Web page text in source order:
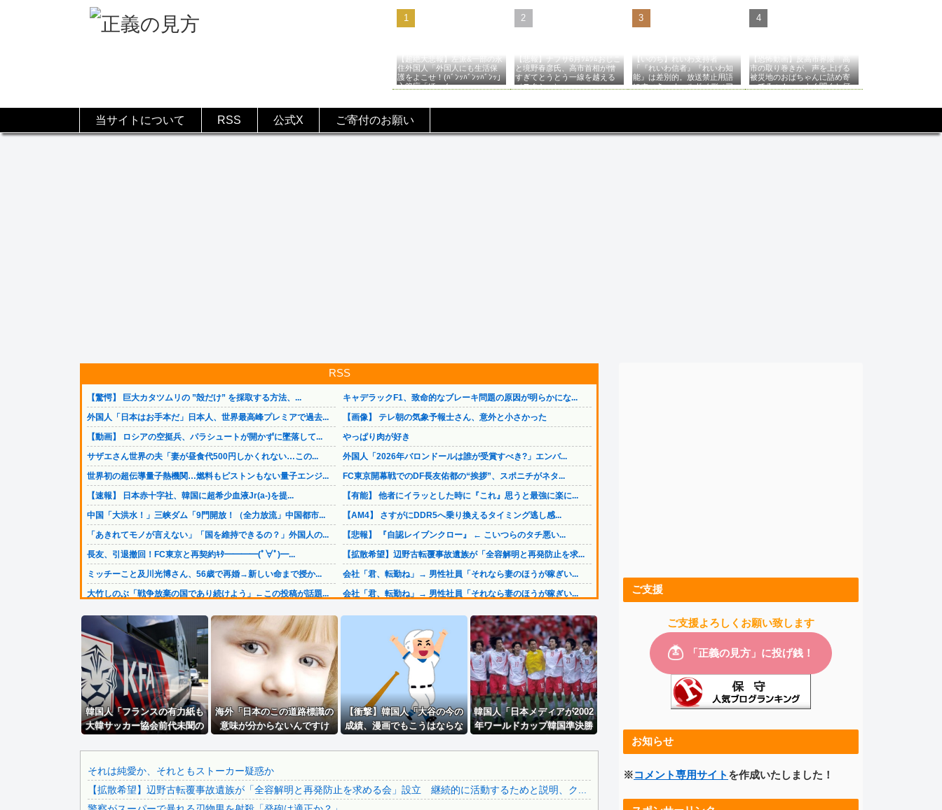
【超絶大悲報】左派&一部の永
住外国人「外国人にも生活保
護をよこせ！(ﾊﾞﾝｯﾊﾞﾝｯﾊﾞﾝｯ」
入管庁「ほーん…」→
【悲報】ナフサ6月ﾂﾑﾂﾑおじこ
と境野春彦氏、高市首相が憎
すぎてとうとう一線を越える
（スクショ）
【いのち】れいわ支持者
「『れいわ信者』『れいわ知
能』は差別的。放送禁止用語
にすべき。オールドメディア
【恐怖動画】反高市界隈「高
市の取り巻きが、声を上げる
被災地のおばちゃんに詰め寄
ってるぅ！」→よく聞くと何
当サイトについて RSS 公式X ご寄付のお願い
RSS
【驚愕】 巨大カタツムリの ”殻だけ” を採取する方法、...
外国人「日本はお手本だ」日本人、世界最高峰プレミアで過去...
【動画】 ロシアの空挺兵、パラシュートが開かずに墜落して...
サザエさん世界の夫「妻が昼食代500円しかくれない…この...
世界初の超伝導量子熱機関…燃料もピストンもない量子エンジ...
【速報】 日本赤十字社、韓国に超希少血液Jr(a-)を提...
中国「大洪水！」三峡ダム「9門開放！（全力放流」中国都市...
「あきれてモノが言えない」「国を維持できるの？」外国人の...
長友、引退撤回！FC東京と再契約ｷﾀ━━━━(ﾟ∀ﾟ)━...
ミッチーこと及川光博さん、56歳で再婚→新しい命まで授か...
大竹しのぶ「戦争放棄の国であり続けよう」←この投稿が話題...
ジャングリア沖縄「3万円です」←ディズニー超えの強気価格...
日本人、ついに外国人受け入れ反対が過半数突破ｗｗｗ
【画像】ワイの会社の女さん、『コレ』を強調し過ぎて完全に...
【動画】タイのティパンコーン王子が日本人女性とデートか？
【悲報】日本人、バカかもしれない。食品消費税減税（8%→...
ドイツ、熱中症で10,000人以上死亡、ほとんどがお前ら...
【悲報】面識ないJCに不同意性交したバイト男（56）が怖...
【速報】日本赤十字社、韓国に超希少血液Jr(a-)を提供...
日経社説、入管庁の永住許可厳格化を猛批判「永住外国人の生...
【驚愕】中国女さん、大学四年間で変わりすぎてしまうｗｗｗ...
キャデラックF1、致命的なブレーキ問題の原因が明らかにな...
【画像】 テレ朝の気象予報士さん、意外と小さかった
やっぱり肉が好き
外国人「2026年バロンドールは誰が受賞すべき?」エンバ...
FC東京開幕戦でのDF長友佑都の“挨拶”、スポニチがネタ...
【有能】 他者にイラッとした時に『これ』思うと最強に楽に...
【AM4】 さすがにDDR5へ乗り換えるタイミング逃し感...
【悲報】 『自認レイブンクロー』 ← こいつらのタチ悪い...
【拡散希望】辺野古転覆事故遺族が「全容解明と再発防止を求...
会社「君、転勤ね」→ 男性社員「それなら妻のほうが稼ぎい...
会社「君、転勤ね」→ 男性社員「それなら妻のほうが稼ぎい...
ジャンポケ斎藤と代理人のやりとり、「地獄すぎて完全にコン...
【速報】 玉川徹「死んでいなければ銃刀法違反と公務執行妨...
日本をダメにした総理大臣、ワースト１位が同点でこの人ｗｗ...
【朗報】 元日テレ女子アナ脊山麻理子さん(46)イメージ...
【ネット騒然】 元ジャンポケ斉藤の妻、夫の求刑7年翌日に...
【悲報】 太鼓の達人、お馴染みのフォントの使用料が年間6...
【悲報】 マイナ保険証のクソぶり、バレるｗｗｗｗｗｗｗｗ...
【必見動画】手術中に熊本地震発生…熊本総合病院の例のカメ...
【生活保護】永住外国人が日本人平均超え...
韓国人「フランスの有力紙も
大韓サッカー協会前代未聞の
「国際的スキャンダルに発展
してしまう‥」
海外「日本のこの道路標識の
意味が分からないんですけ
【衝撃】韓国人「大谷の今の
成績、漫画でもこうはならな
韓国人「日本メディアが2002
年ワールドカップ韓国準決勝
「英国メディアも一斉に指
それは純愛か、それともストーカー疑惑か
【拡散希望】辺野古転覆事故遺族が「全容解明と再発防止を求める会」設立 継続的に活動するためと説明、ク...
ご支援
ご支援よろしくお願い致します
お知らせ
※コメント専用サイト を作成いたしました！